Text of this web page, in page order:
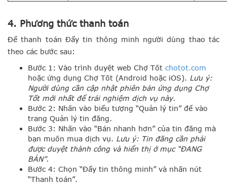
4. Phương thức thanh toán
Để thanh toán Đẩy tin thông minh người dùng thao tác
theo các bước sau:
Bước 1: Vào trình duyệt web Chợ Tốt chotot.com
hoặc ứng dụng Chợ Tốt (Android hoặc iOS). Lưu ý:
Người dùng cần cập nhật phiên bản ứng dụng Chợ
Tốt mới nhất để trải nghiệm dịch vụ này.
Bước 2: Nhấn vào biểu tượng “Quản lý tin” để vào
trang Quản lý tin đăng.
Bước 3: Nhấn vào “Bán nhanh hơn” của tin đăng mà
bạn muốn mua dịch vụ. Lưu ý: Tin đăng cần phải
được duyệt thành công và hiển thị ở mục “ĐANG
BÁN”.
Bước 4: Chọn “Đẩy tin thông minh” và nhấn nút
“Thanh toán”.